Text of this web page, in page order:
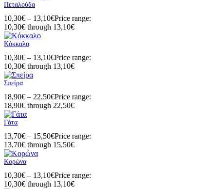
Πεταλούδα
10,30€ – 13,10€Price range:
10,30€ through 13,10€
Κόκκαλο
10,30€ – 13,10€Price range:
10,30€ through 13,10€
Σπείρα
18,90€ – 22,50€Price range:
18,90€ through 22,50€
Γάτα
13,70€ – 15,50€Price range:
13,70€ through 15,50€
Κορώνα
10,30€ – 13,10€Price range:
10,30€ through 13,10€